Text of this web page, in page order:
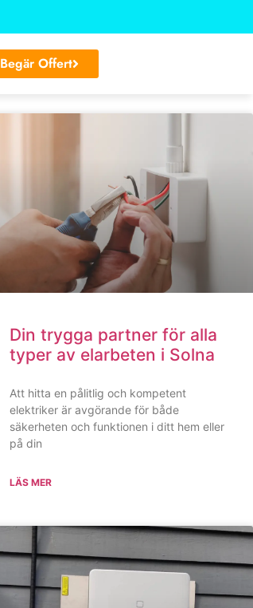
Begär Offert
Din trygga partner för alla
typer av elarbeten i Solna
Att hitta en pålitlig och kompetent
elektriker är avgörande för både
säkerheten och funktionen i ditt hem eller
på din
LÄS MER